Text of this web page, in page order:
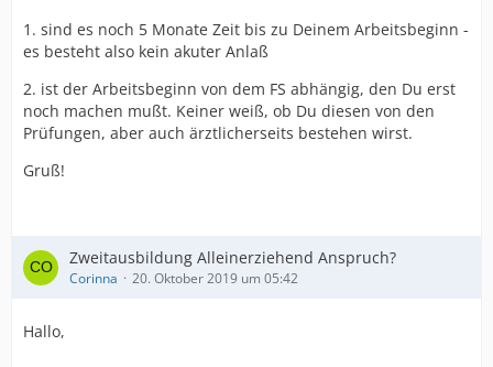
1. sind es noch 5 Monate Zeit bis zu Deinem Arbeitsbeginn -
es besteht also kein akuter Anlaß
2. ist der Arbeitsbeginn von dem FS abhängig, den Du erst
noch machen mußt. Keiner weiß, ob Du diesen von den
Prüfungen, aber auch ärztlicherseits bestehen wirst.
Gruß!
Zweitausbildung Alleinerziehend Anspruch?
Corinna 20. Oktober 2019 um 05:42
Hallo,